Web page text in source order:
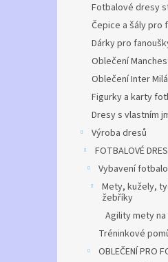
Fotbalové dresy
Čepice a šály pro
Dárky pro
Oblečení
Oblečení Inter
Figurky a karty
Dresy s vlastním
Výroba dresů
FOTBALOVÉ
Vybavení
Mety, kužely,
žebříky
Agility mety
Tréninkové
OBLEČENÍ PRO